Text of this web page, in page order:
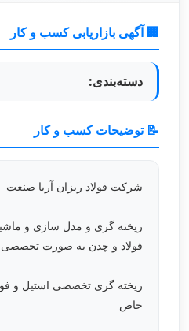
🏢 آگهی بازاریابی کسب و کار
دسته‌بندی:
📝 توضیحات کسب و کار
شرکت فولاد ریزان آریا صنعت
ریخته گری و مدل سازی و
فولاد و چدن به صورت تخصصی
ریخته گری تخصصی استیل و
خاص